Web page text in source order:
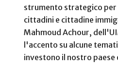
strumento strategico per
cittadini e cittadine
Mahmoud Achour,
l'accento su alcune
investono il nostro